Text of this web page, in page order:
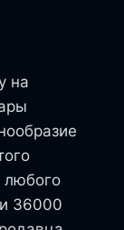
на
любого
36000